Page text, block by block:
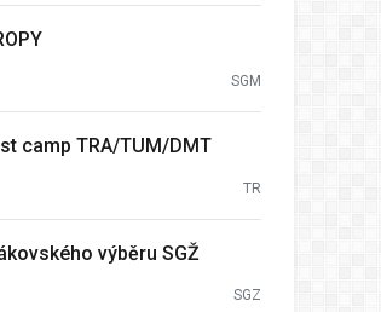
SGM
camp TRA/TUM/DMT
TR
výběru SGŽ
SGZ